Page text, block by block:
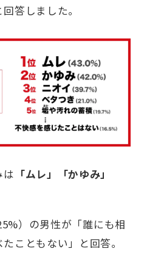
回答しました。
は 「ムレ」「かゆみ」
）の男性が「誰にも相
こともない」と回答。